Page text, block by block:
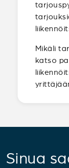
Mikäli
katso
Sinua